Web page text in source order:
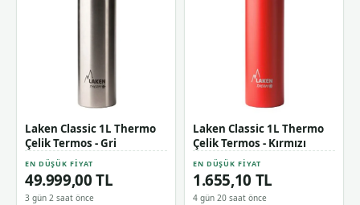
Laken Classic 1L Thermo
Çelik Termos - Gri
EN DÜŞÜK FIYAT
49.999,00 TL
3 gün 2 saat önce
Laken Classic 1L Thermo
Çelik Termos - Kırmızı
EN DÜŞÜK FIYAT
1.655,10 TL
4 gün 20 saat önce